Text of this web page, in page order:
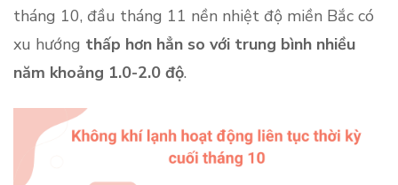
tháng 10, đầu tháng 11 nền nhiệt độ miền Bắc có
xu hướng thấp hơn hẳn so với trung bình nhiều
năm khoảng 1.0-2.0 độ.